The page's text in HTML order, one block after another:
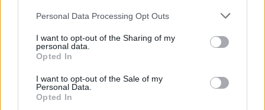
Personal Data Processing Opt Outs
I want to opt-out of the Sharing of my
personal data.
Opted In
I want to opt-out of the Sale of my
Personal Data.
Opted In
Blade akkumulátorára
foszfát) kémiával. A kisebb akkumulátor a belépő- és az
alap AWD-változatokhoz jár, míg a
verziótól függően456 és 502 kilométer között alakul.